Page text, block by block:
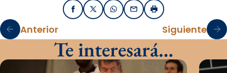
FacebookX / TwitterWhatsApp
EmailImprimir
Anterior Siguiente
Te interesará…